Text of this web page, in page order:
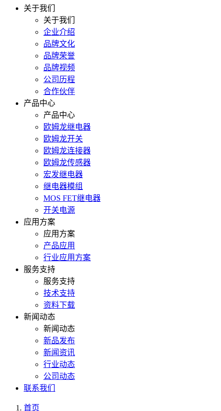
关于我们
关于我们
企业介绍
品牌文化
品牌荣誉
品牌视频
公司历程
合作伙伴
产品中心
产品中心
欧姆龙继电器
欧姆龙开关
欧姆龙连接器
欧姆龙传感器
宏发继电器
继电器模组
MOS FET继电器
开关电源
应用方案
应用方案
产品应用
行业应用方案
服务支持
服务支持
技术支持
资料下载
新闻动态
新闻动态
新品发布
新闻资讯
行业动态
公司动态
联系我们
首页